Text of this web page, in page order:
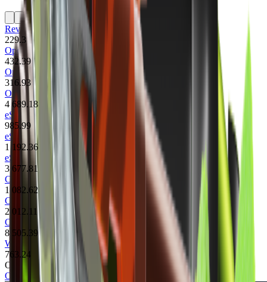
Revolver Case
229.3
Operation Vanguard Weapon Case
432.39
Operation Phoenix Weapon Case
316.93
Operation Bravo Case
4 689.18
eSports 2014 Summer Case
985.99
eSports 2013 Winter Case
1 192.36
eSports 2013 Case
3 677.81
CS:GO Weapon Case 3
1 082.62
CS:GO Weapon Case 2
2 012.11
CS:GO Weapon Case
8 505.39
Winter Offensive Weapon Case
763.24
Осмотр скина
Осмотреть в игре